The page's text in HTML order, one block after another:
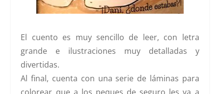
El cuento es muy sencillo de leer, con letra
grande e ilustraciones muy detalladas y
divertidas.
Al final, cuenta con una serie de láminas para
colorear que a los peques de seguro les va a